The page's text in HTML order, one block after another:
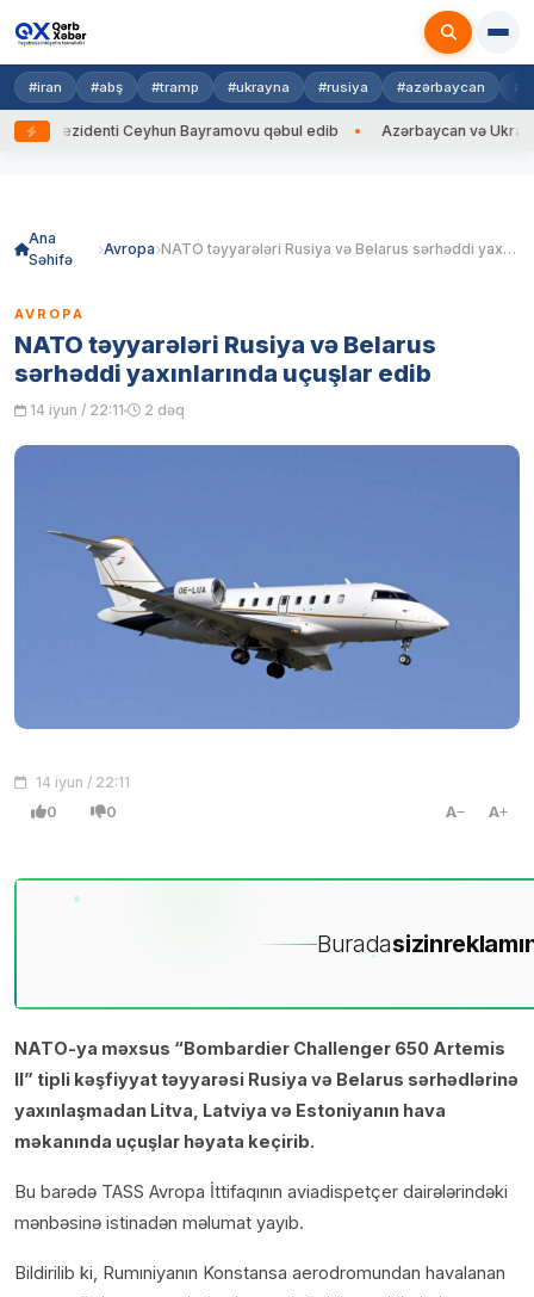
#iran #abş #tramp #ukrayna #rusiya #azərbaycan
Ceyhun Bayramovu qəbul edib Azərbaycan və Ukrayna XİN
Ana
Səhifə
Avropa NATO təyyarələri Rusiya və Belarus sərhəddi yaxınlarında uçuşlar edib
AVROPA
NATO təyyarələri Rusiya və Belarus
sərhəddi yaxınlarında uçuşlar edib
14 iyun / 22:11 2 dəq
14 iyun / 22:11
0 0 A A
Buradasizin
NATO-ya məxsus “Bombardier Challenger 650 Artemis
II” tipli kəşfiyyat təyyarəsi Rusiya və Belarus sərhədlərinə
yaxınlaşmadan Litva, Latviya və Estoniyanın hava
məkanında uçuşlar həyata keçirib.
Bu barədə TASS Avropa İttifaqının aviadispetçer dairələrindəki
mənbəsinə istinadən məlumat yayıb.
Bildirilib ki, Rumıniyanın Konstansa aerodromundan havalanan